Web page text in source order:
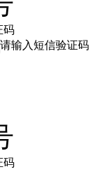
码
请输入短信验证码
码